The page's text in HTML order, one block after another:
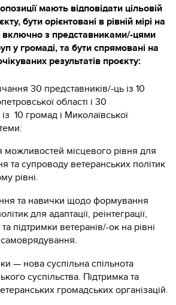
мають відповідати цільовій
бути орієнтовані в рівній мірі на
включно з представниками/-цями
у громаді, та бути спрямовані на
результатів проєкту:
30 представників/-ць із 10
області і 30
10 громад і Миколаївської
місцевого рівня для
та супроводу ветеранських політик
рівні.
та навички щодо формування
для адаптації, реінтеграції,
підтримки ветеранів/-ок на рівні
— нова суспільна спільнота
суспільства. Підтримка та
громадських організацій.